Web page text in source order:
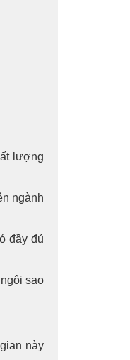
lượng
ngành
đầy đủ
sao
này